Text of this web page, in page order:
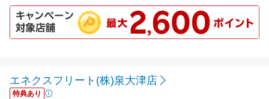
エネクスフリート(株)泉大津店
特典あり